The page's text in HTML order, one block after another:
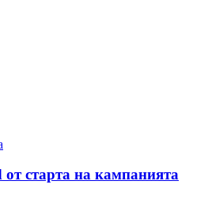
старта на кампанията